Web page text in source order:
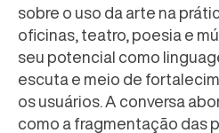
sobre o uso da arte na
oficinas, teatro, poesia e
seu potencial como
escuta e meio de
os usuários. A conversa
como a fragmentação das